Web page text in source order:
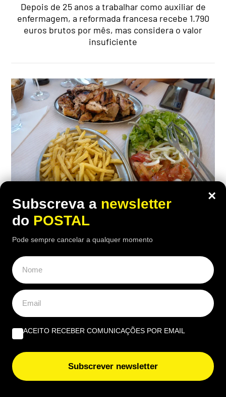
Depois de 25 anos a trabalhar como auxiliar de
enfermagem, a reformada francesa recebe 1.790
euros brutos por mês, mas considera o valor
insuficiente
ALGARVE
“O verdadeiro sabor da Guia”: nesta
churrasqueira algarvia da EN125 ainda
pode comer “excelente frango à Guia”
Há uma paragem na Nacional 125 onde uma das
receitas mais conhecidas de frango assado do
Algarve continuam a chamar clientes durante o
×
Subscreva a newsletter
do POSTAL
Pode sempre cancelar a qualquer momento
ACEITO RECEBER COMUNICAÇÕES POR EMAIL
Subscrever newsletter